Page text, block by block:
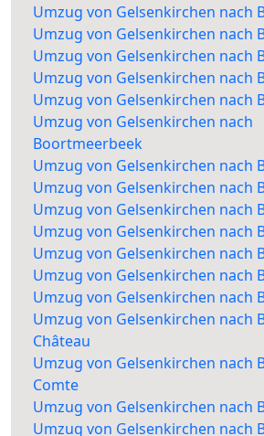
Umzug von Gelsenkirchen nach
Umzug von Gelsenkirchen nach
Umzug von Gelsenkirchen nach
Umzug von Gelsenkirchen nach
Umzug von Gelsenkirchen nach
Umzug von Gelsenkirchen nach
Boortmeerbeek
Umzug von Gelsenkirchen nach
Umzug von Gelsenkirchen nach
Umzug von Gelsenkirchen nach
Umzug von Gelsenkirchen nach
Umzug von Gelsenkirchen nach
Umzug von Gelsenkirchen nach
Umzug von Gelsenkirchen nach
Umzug von Gelsenkirchen nach
Château
Umzug von Gelsenkirchen nach
Comte
Umzug von Gelsenkirchen nach
Umzug von Gelsenkirchen nach